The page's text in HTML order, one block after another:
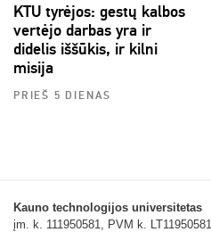
KTU tyrėjos: gestų kalbos
vertėjo darbas yra ir
didelis iššūkis, ir kilni
misija
PRIEŠ 5 DIENAS
Kauno technologijos universitetas
įm. k. 111950581, PVM k.